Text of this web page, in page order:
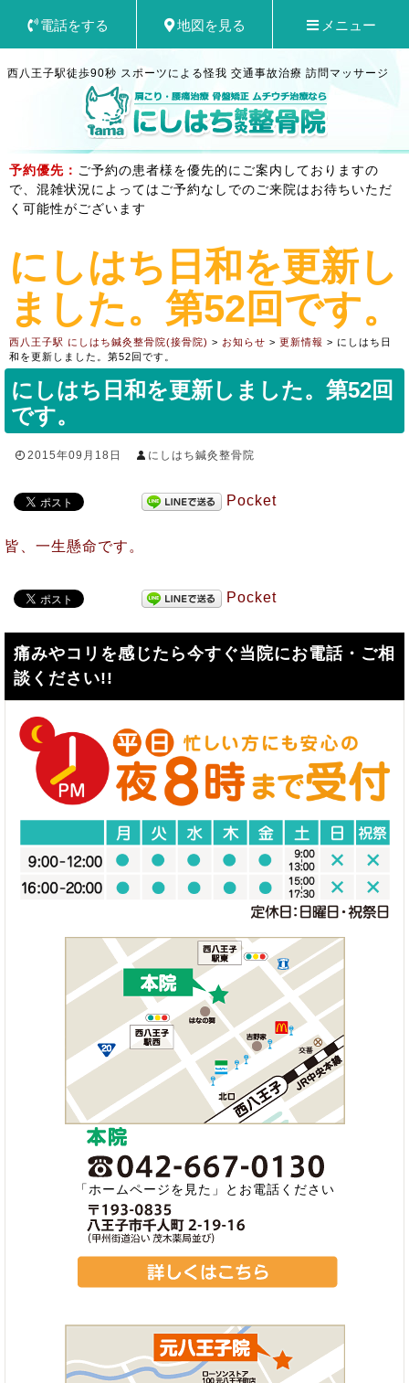
西八王子駅徒歩90秒 スポーツによる怪我 交通事故治療 訪問マッサージ
予約優先： ご予約の患者様を優先的にご案内しておりますの
で、混雑状況によってはご予約なしでのご来院はお待ちいただ
く可能性がございます
にしはち日和を更新し
ました。第52回です。
西八王子駅 にしはち鍼灸整骨院(接骨院) > お知らせ > 更新情報 > にしはち日
和を更新しました。第52回です。
にしはち日和を更新しました。第52回
です。
2015年09月18日 にしはち鍼灸整骨院
Pocket
皆、一生懸命です。
Pocket
痛みやコリを感じたら今すぐ当院にお電話・ご相
談ください!!
「ホームページを見た」とお電話ください
電話をする 地図を見る メニュー